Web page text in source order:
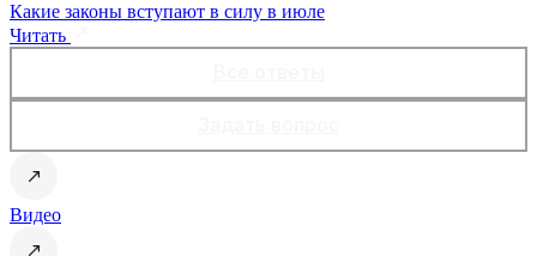
Какие законы вступают в силу в июле
Читать
Видео